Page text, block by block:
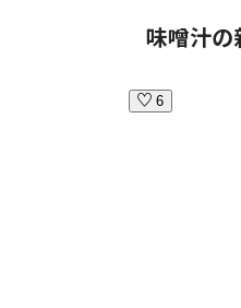
味噌汁の
6